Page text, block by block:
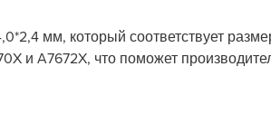
мм, который соответствует
и A7672X, что поможет